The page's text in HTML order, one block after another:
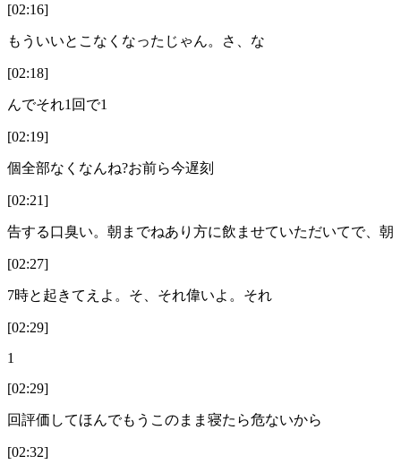
[02:16]
もういいとこなくなったじゃん。さ、な
[02:18]
んでそれ1回で1
[02:19]
個全部なくなんね?お前ら今遅刻
[02:21]
告する口臭い。朝までねあり方に飲ませていただいてで、朝
[02:27]
7時と起きてえよ。そ、それ偉いよ。それ
[02:29]
1
[02:29]
回評価してほんでもうこのまま寝たら危ないから
[02:32]